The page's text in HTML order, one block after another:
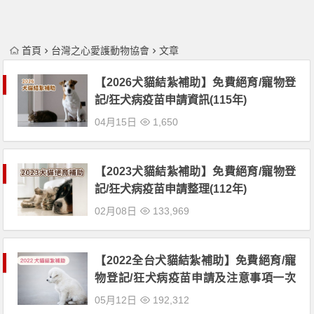
首頁 台灣之心愛護動物協會 文章
【2026犬貓結紮補助】免費絕育/寵物登
記/狂犬病疫苗申請資訊(115年)
04月15日 1,650
【2023犬貓結紮補助】免費絕育/寵物登
記/狂犬病疫苗申請整理(112年)
02月08日 133,969
【2022全台犬貓結紮補助】免費絕育/寵
物登記/狂犬病疫苗申請及注意事項一次
看
05月12日 192,312